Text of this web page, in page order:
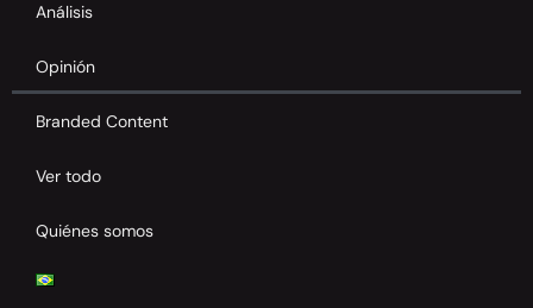
Análisis
Opinión
Branded Content
Ver todo
Quiénes somos